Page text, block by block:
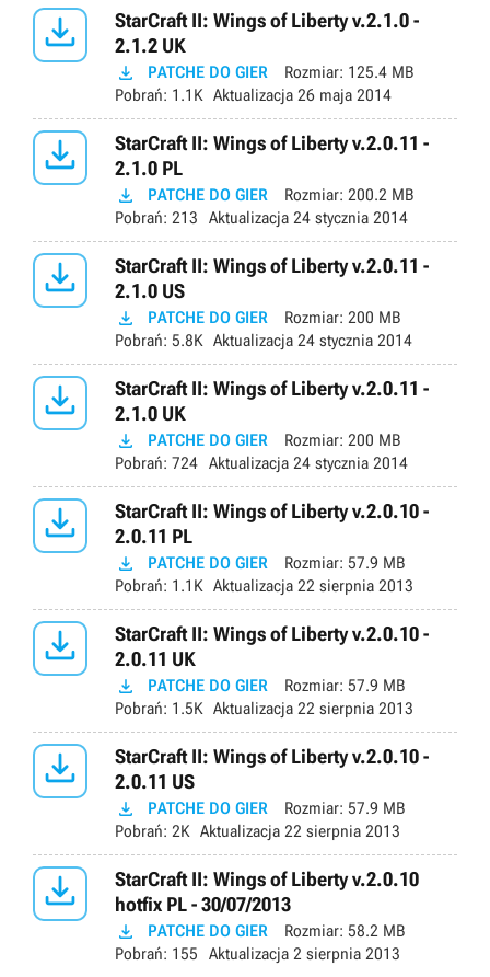

StarCraft II: Wings of Liberty v.2.1.0 -
2.1.2 UK
 PATCHE DO GIER Rozmiar: 125.4 MB
Pobrań: 1.1K Aktualizacja 26 maja 2014

StarCraft II: Wings of Liberty v.2.0.11 -
2.1.0 PL
 PATCHE DO GIER Rozmiar: 200.2 MB
Pobrań: 213 Aktualizacja 24 stycznia 2014

StarCraft II: Wings of Liberty v.2.0.11 -
2.1.0 US
 PATCHE DO GIER Rozmiar: 200 MB
Pobrań: 5.8K Aktualizacja 24 stycznia 2014

StarCraft II: Wings of Liberty v.2.0.11 -
2.1.0 UK
 PATCHE DO GIER Rozmiar: 200 MB
Pobrań: 724 Aktualizacja 24 stycznia 2014

StarCraft II: Wings of Liberty v.2.0.10 -
2.0.11 PL
 PATCHE DO GIER Rozmiar: 57.9 MB
Pobrań: 1.1K Aktualizacja 22 sierpnia 2013

StarCraft II: Wings of Liberty v.2.0.10 -
2.0.11 UK
 PATCHE DO GIER Rozmiar: 57.9 MB
Pobrań: 1.5K Aktualizacja 22 sierpnia 2013

StarCraft II: Wings of Liberty v.2.0.10 -
2.0.11 US
 PATCHE DO GIER Rozmiar: 57.9 MB
Pobrań: 2K Aktualizacja 22 sierpnia 2013

StarCraft II: Wings of Liberty v.2.0.10
hotfix PL - 30/07/2013
 PATCHE DO GIER Rozmiar: 58.2 MB
Pobrań: 155 Aktualizacja 2 sierpnia 2013